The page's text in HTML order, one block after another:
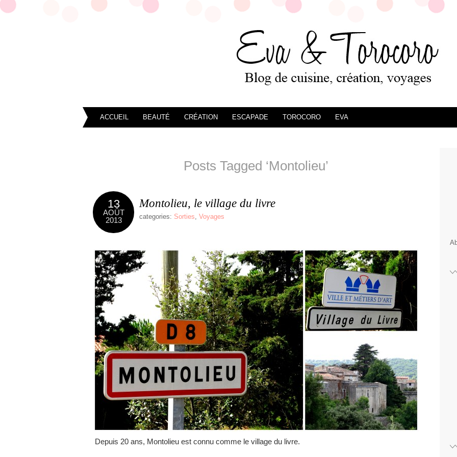
ACCUEIL BEAUTÉ CRÉATION ESCAPADE TOROCORO EVA
Posts Tagged ‘Montolieu’
13
AOÛT
2013
Montolieu, le village du livre
categories: Sorties, Voyages
Depuis 20 ans, Montolieu est connu comme le village du livre.